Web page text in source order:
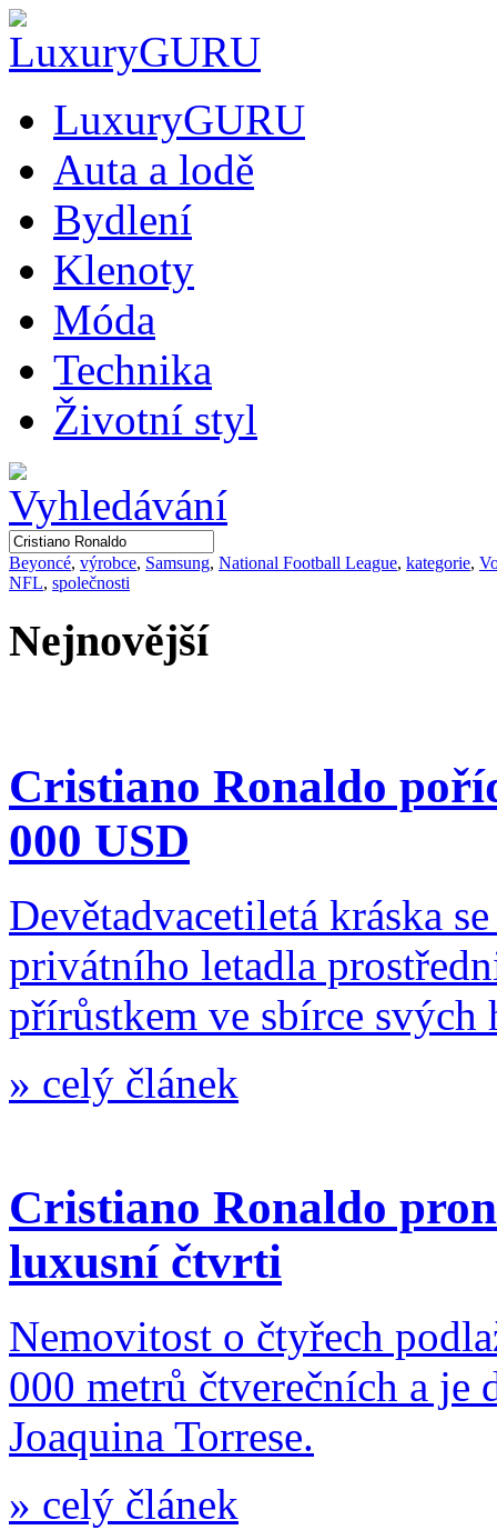
LuxuryGURU
Auta a lodě
Bydlení
Klenoty
Móda
Technika
Životní styl
Beyoncé, výrobce, Samsung, National Football League, kategorie,
NFL, společnosti
Nejnovější
Cristiano Ronaldo
000 USD
Devětadvacetiletá kráska
privátního letadla
přírůstkem ve sbírce svých
» celý článek
Cristiano Ronaldo
luxusní čtvrti
Nemovitost o čtyřech
000 metrů čtverečních a je
Joaquina Torrese.
» celý článek